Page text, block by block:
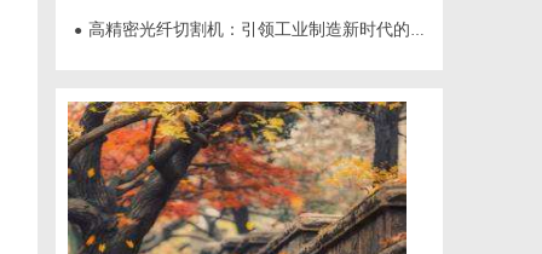
● 高精密光纤切割机：引领工业制造新时代的利器